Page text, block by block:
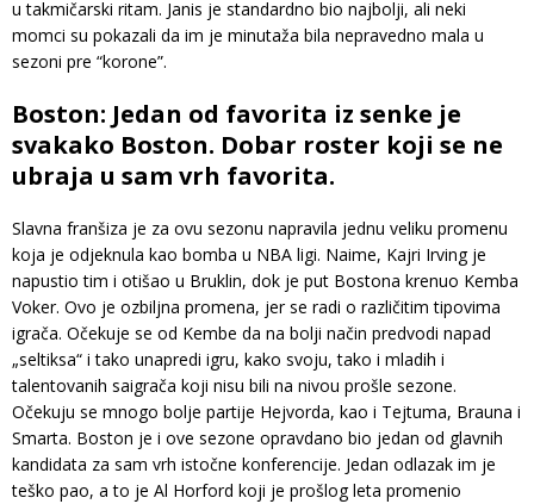
u takmičarski ritam. Janis je standardno bio najbolji, ali neki
momci su pokazali da im je minutaža bila nepravedno mala u
sezoni pre “korone”.
Boston: Jedan od favorita iz senke je
svakako Boston. Dobar roster koji se ne
ubraja u sam vrh favorita.
Slavna franšiza je za ovu sezonu napravila jednu veliku promenu
koja je odjeknula kao bomba u NBA ligi. Naime, Kajri Irving je
napustio tim i otišao u Bruklin, dok je put Bostona krenuo Kemba
Voker. Ovo je ozbiljna promena, jer se radi o različitim tipovima
igrača. Očekuje se od Kembe da na bolji način predvodi napad
„seltiksa“ i tako unapredi igru, kako svoju, tako i mladih i
talentovanih saigrača koji nisu bili na nivou prošle sezone.
Očekuju se mnogo bolje partije Hejvorda, kao i Tejtuma, Brauna i
Smarta. Boston je i ove sezone opravdano bio jedan od glavnih
kandidata za sam vrh istočne konferencije. Jedan odlazak im je
teško pao, a to je Al Horford koji je prošlog leta promenio